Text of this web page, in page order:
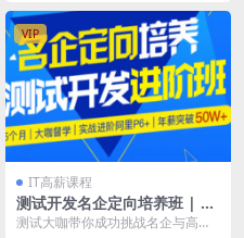
流行。这套课程的目...
VIP
IT高薪课程
测试开发名企定向培养班 | 完
结
测试大咖带你成功挑战名企与高薪